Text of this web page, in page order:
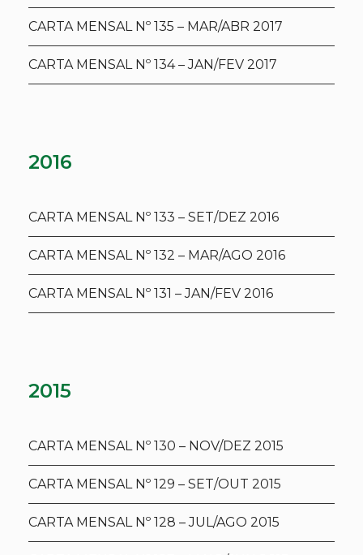
CARTA MENSAL Nº 135 – MAR/ABR 2017
CARTA MENSAL Nº 134 – JAN/FEV 2017
2016
CARTA MENSAL Nº 133 – SET/DEZ 2016
CARTA MENSAL Nº 132 – MAR/AGO 2016
CARTA MENSAL Nº 131 – JAN/FEV 2016
2015
CARTA MENSAL Nº 130 – NOV/DEZ 2015
CARTA MENSAL Nº 129 – SET/OUT 2015
CARTA MENSAL Nº 128 – JUL/AGO 2015